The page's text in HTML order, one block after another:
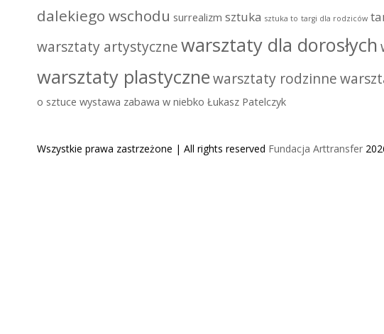
dalekiego wschodu surrealizm sztuka sztuka to targi dla rodziców
warsztaty artystycznewarsztaty dla dorosłych
warsztaty plastycznewarsztaty rodzinne
o sztuce wystawa zabawa w niebko Łukasz Patelczyk
Wszystkie prawa zastrzeżone | All rights reserved Fundacja Arttransfer